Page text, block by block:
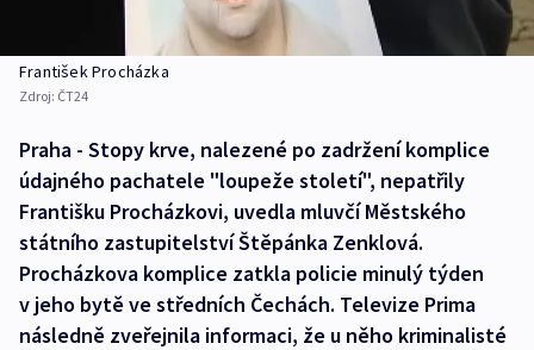
František Procházka
Zdroj: ČT24
Praha - Stopy krve, nalezené po zadržení komplice
údajného pachatele "loupeže století", nepatřily
Františku Procházkovi, uvedla mluvčí Městského
státního zastupitelství Štěpánka Zenklová.
Procházkova komplice zatkla policie minulý týden
v jeho bytě ve středních Čechách. Televize Prima
následně zveřejnila informaci, že u něho kriminalisté